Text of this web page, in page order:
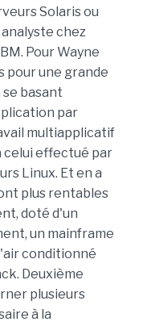
Solaris ou
chez
Pour Wayne
pour une grande
basant
par
multiapplicatif
celui effectué par
Linux. Et en a
plus rentables
doté d'un
un mainframe
conditionné
Deuxième
plusieurs
à la